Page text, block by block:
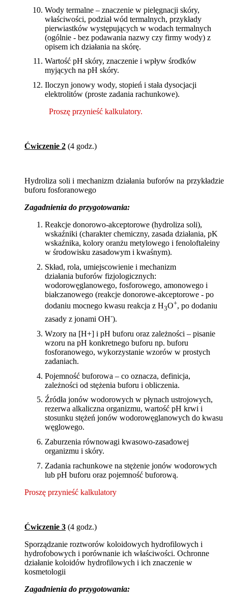
Wody termalne – znaczenie w pielęgnacji skóry,
właściwości, podział wód termalnych, przykłady
pierwiastków występujących w wodach termalnych
(ogólnie - bez podawania nazwy czy firmy wody) z
opisem ich działania na skórę.
Wartość pH skóry, znaczenie i wpływ środków
myjących na pH skóry.
Iloczyn jonowy wody, stopień i stała dysocjacji
elektrolitów (proste zadania rachunkowe).
Proszę przynieść kalkulatory.
Ćwiczenie 2 (4 godz.)
Hydroliza soli i mechanizm działania buforów na przykładzie
buforu fosforanowego
Zagadnienia do przygotowania:
Reakcje donorowo-akceptorowe (hydroliza soli),
wskaźniki (charakter chemiczny, zasada działania, pK
wskaźnika, kolory oranżu metylowego i fenoloftaleiny
w środowisku zasadowym i kwaśnym).
Skład, rola, umiejscowienie i mechanizm
działania buforów fizjologicznych:
wodorowęglanowego, fosforowego, amonowego i
białczanowego (reakcje donorowe-akceptorowe - po
dodaniu mocnego kwasu reakcja z H3O+, po dodaniu
zasady z jonami OH-).
Wzory na [H+] i pH buforu oraz zależności – pisanie
wzoru na pH konkretnego buforu np. buforu
fosforanowego, wykorzystanie wzorów w prostych
zadaniach.
Pojemność buforowa – co oznacza, definicja,
zależności od stężenia buforu i obliczenia.
Źródła jonów wodorowych w płynach ustrojowych,
rezerwa alkaliczna organizmu, wartość pH krwi i
stosunku stężeń jonów wodorowęglanowych do kwasu
węglowego.
Zaburzenia równowagi kwasowo-zasadowej
organizmu i skóry.
Zadania rachunkowe na stężenie jonów wodorowych
lub pH buforu oraz pojemność buforową.
Proszę przynieść kalkulatory
Ćwiczenie 3 (4 godz.)
Sporządzanie roztworów koloidowych hydrofilowych i
hydrofobowych i porównanie ich właściwości. Ochronne
działanie koloidów hydrofilowych i ich znaczenie w
kosmetologii
Zagadnienia do przygotowania: